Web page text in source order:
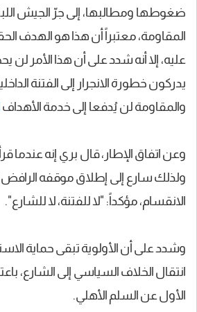
ضغوطها ومطالبها، إلى جرّ الجيش
المقاومة، معتبراً أن هذا هو الهدف
عليه، إلا أنه شدد على أن هذا الأمر لن
يدركون خطورة الانجرار إلى الفتنة
والمقاومة لن يُدفعا إلى خدمة الأهداف
وعن اتفاق الإطار، قال بري إنه عندما
ولذلك سارع إلى إطلاق موقفه الرافض
الانقسام، مؤكداً: "لا للفتنة، لا للشارع".
وشدد على أن الأولوية تبقى حماية
انتقال الخلاف السياسي إلى الشارع،
الأول عن السلم الأهلي.